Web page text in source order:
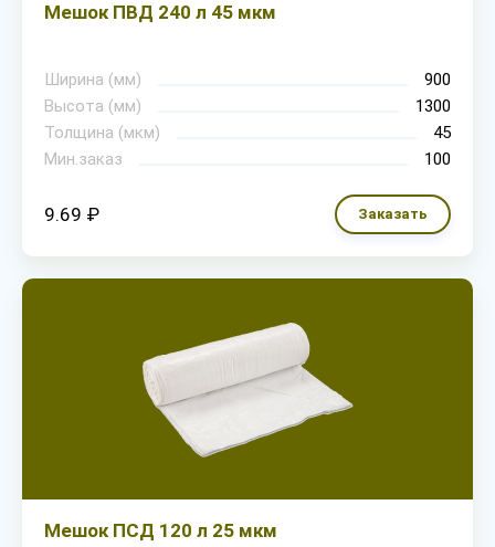
Мешок ПВД 240 л 45 мкм
Ширина (мм)
900
Высота (мм)
1300
Толщина (мкм)
45
Мин.заказ
100
9.69 ₽ Заказать
Мешок ПСД 120 л 25 мкм